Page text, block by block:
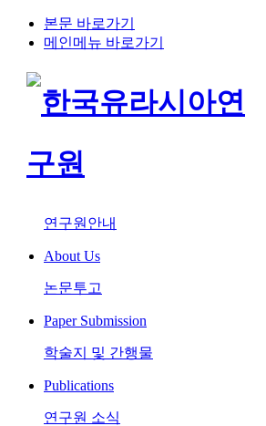
본문 바로가기
메인메뉴 바로가기
연구원안내
About Us
논문투고
Paper Submission
학술지 및 간행물
Publications
연구원 소식